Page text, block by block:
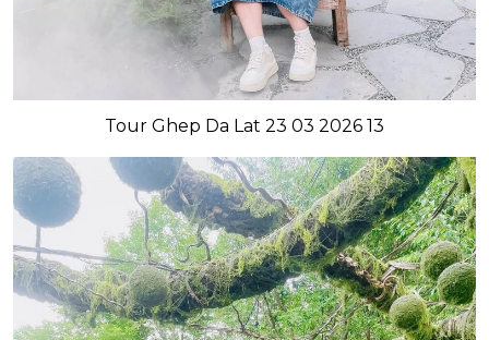
Tour Ghep Da Lat 23 03 2026 13